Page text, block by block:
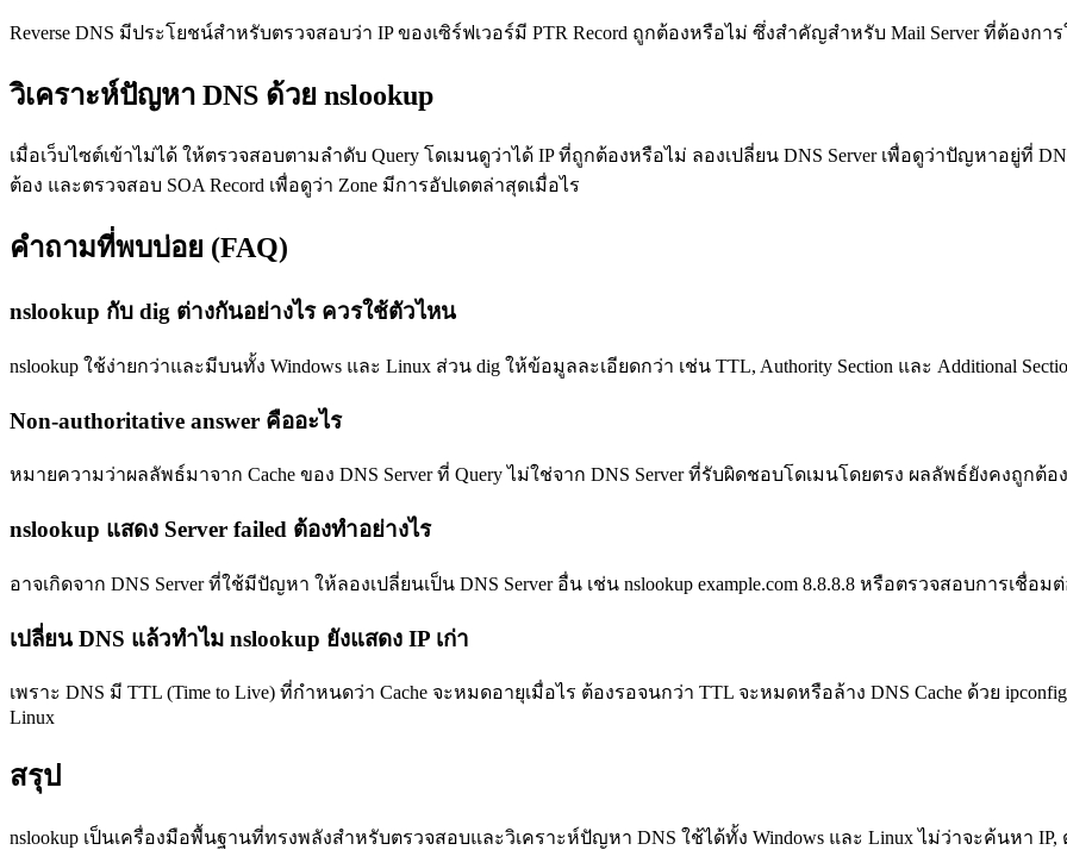
Reverse DNS มีประโยชน์สำหรับตรวจสอบว่า IP ของเซิร์ฟเวอร์มี PTR Record ถูกต้องหรือไม่ ซึ่งสำคัญสำหรับ Mail Server ที่ต้องการ
วิเคราะห์ปัญหา DNS ด้วย nslookup
เมื่อเว็บไซต์เข้าไม่ได้ ให้ตรวจสอบตามลำดับ Query โดเมนดูว่าได้ IP ที่ถูกต้องหรือไม่ ลองเปลี่ยน DNS Server เพื่อดูว่าปัญหาอยู่ที่
ต้อง และตรวจสอบ SOA Record เพื่อดูว่า Zone มีการอัปเดตล่าสุดเมื่อไร
คำถามที่พบบ่อย (FAQ)
nslookup กับ dig ต่างกันอย่างไร ควรใช้ตัวไหน
nslookup ใช้ง่ายกว่าและมีบนทั้ง Windows และ Linux ส่วน dig ให้ข้อมูลละเอียดกว่า เช่น TTL, Authority Section และ Additional
Non-authoritative answer คืออะไร
หมายความว่าผลลัพธ์มาจาก Cache ของ DNS Server ที่ Query ไม่ใช่จาก DNS Server ที่รับผิดชอบโดเมนโดยตรง ผลลัพธ์ยังคงถูก
nslookup แสดง Server failed ต้องทำอย่างไร
อาจเกิดจาก DNS Server ที่ใช้มีปัญหา ให้ลองเปลี่ยนเป็น DNS Server อื่น เช่น nslookup example.com 8.8.8.8 หรือตรวจสอบการเชื่อ
เปลี่ยน DNS แล้วทำไม nslookup ยังแสดง IP เก่า
เพราะ DNS มี TTL (Time to Live) ที่กำหนดว่า Cache จะหมดอายุเมื่อไร ต้องรอจนกว่า TTL จะหมดหรือล้าง DNS Cache ด้วย ipconfig /
Linux
สรุป
nslookup เป็นเครื่องมือพื้นฐานที่ทรงพลังสำหรับตรวจสอบและวิเคราะห์ปัญหา DNS ใช้ได้ทั้ง Windows และ Linux ไม่ว่าจะค้นหา IP,